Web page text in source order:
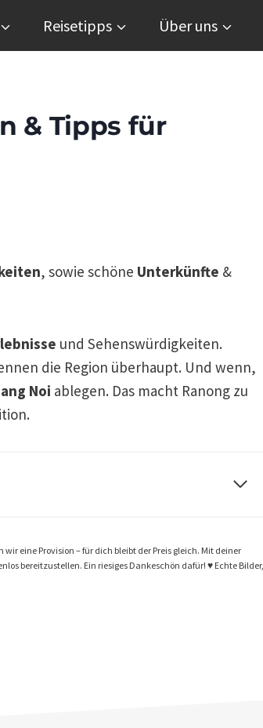
Reisetipps Über uns
& Tipps für
, sowie schöne Unterkünfte &
und Sehenswürdigkeiten.
die Region überhaupt. Und wenn,
Noi ablegen. Das macht Ranong zu
eine Provision – für dich bleibt der Preis gleich. Mit deiner
bereitzustellen. Ein riesiges Dankeschön dafür! ♥️ Echte Bilder,